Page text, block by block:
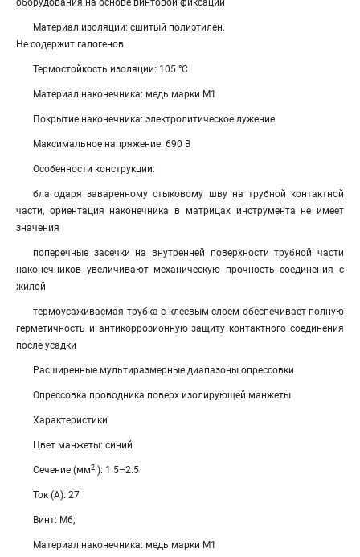
оборудования на основе винтовой фиксации
Материал изоляции: сшитый полиэтилен.
Не содержит галогенов
Термостойкость изоляции: 105 °C
Материал наконечника: медь марки М1
Покрытие наконечника: электролитическое лужение
Максимальное напряжение: 690 В
Особенности конструкции:
благодаря заваренному стыковому шву на трубной контактной
части, ориентация наконечника в матрицах инструмента не имеет
значения
поперечные засечки на внутренней поверхности трубной части
наконечников увеличивают механическую прочность соединения с
жилой
термоусаживаемая трубка с клеевым слоем обеспечивает полную
герметичность и антикоррозионную защиту контактного соединения
после усадки
Расширенные мультиразмерные диапазоны опрессовки
Опрессовка проводника поверх изолирующей манжеты
Характеристики
Цвет манжеты: синий
Сечение (мм2 ): 1.5–2.5
Ток (А): 27
Винт: М6;
Материал наконечника: медь марки М1